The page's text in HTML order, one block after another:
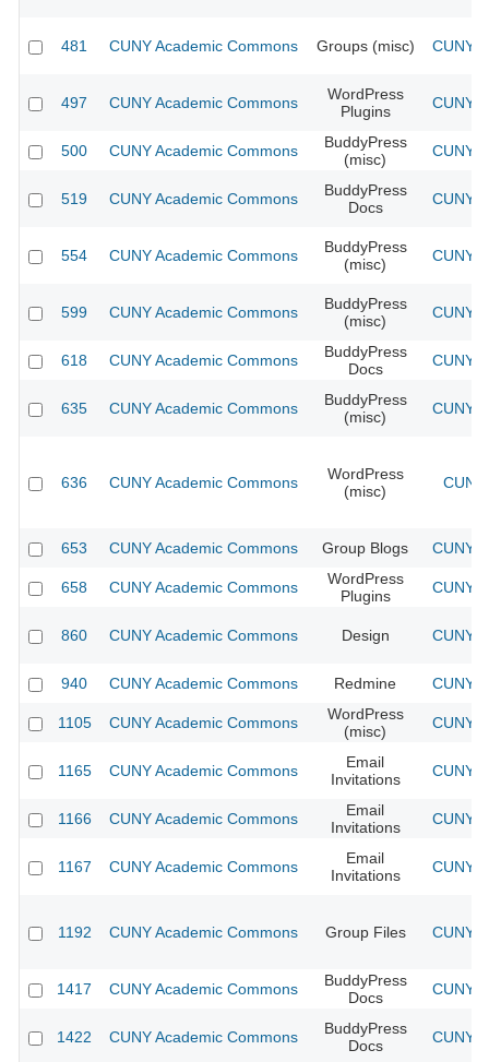
481 CUNY Academic Commons Groups (misc) CUNY
497 CUNY Academic Commons
WordPress
Plugins
CUNY
500 CUNY Academic Commons
BuddyPress
(misc)
CUNY
519 CUNY Academic Commons
BuddyPress
Docs
CUNY
554 CUNY Academic Commons
BuddyPress
(misc)
CUNY
599 CUNY Academic Commons
BuddyPress
(misc)
CUNY
618 CUNY Academic Commons
BuddyPress
Docs
CUNY
635 CUNY Academic Commons
BuddyPress
(misc)
CUNY
636 CUNY Academic Commons
WordPress
(misc)
653 CUNY Academic Commons Group Blogs CUNY
658 CUNY Academic Commons
WordPress
Plugins
CUNY
860 CUNY Academic Commons Design CUNY
940 CUNY Academic Commons Redmine CUNY
1105 CUNY Academic Commons
WordPress
(misc)
CUNY
1165 CUNY Academic Commons
Email
Invitations
CUNY
1166 CUNY Academic Commons
Email
Invitations
CUNY
1167 CUNY Academic Commons
Email
Invitations
CUNY
1192 CUNY Academic Commons Group Files CUNY
1417 CUNY Academic Commons
BuddyPress
Docs
CUNY
1422 CUNY Academic Commons
BuddyPress
Docs
CUNY